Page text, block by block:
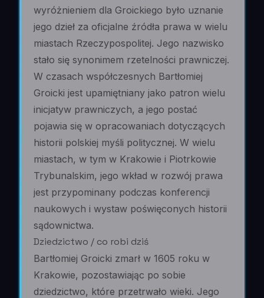
wyróżnieniem dla Groickiego było uznanie
jego dzieł za oficjalne źródła prawa w wielu
miastach Rzeczypospolitej. Jego nazwisko
stało się synonimem rzetelności prawniczej.
W czasach współczesnych Bartłomiej
Groicki jest upamiętniany jako patron wielu
inicjatyw prawniczych, a jego postać
pojawia się w opracowaniach dotyczących
historii polskiej myśli politycznej. W wielu
miastach, w tym w Krakowie i Piotrkowie
Trybunalskim, jego wkład w rozwój prawa
jest przypominany podczas konferencji
naukowych i wystaw poświęconych historii
sądownictwa.
Dziedzictwo / co robi dziś
Bartłomiej Groicki zmarł w 1605 roku w
Krakowie, pozostawiając po sobie
dziedzictwo, które przetrwało wieki. Jego